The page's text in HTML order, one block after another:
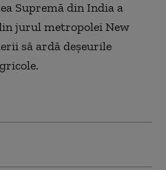
Supremă din India a
jurul metropolei New
să ardă deşeurile